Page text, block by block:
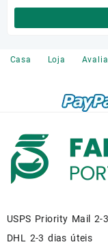
be
Casa Loja
USPS Priority Mail 2-
DHL 2-3 dias úteis